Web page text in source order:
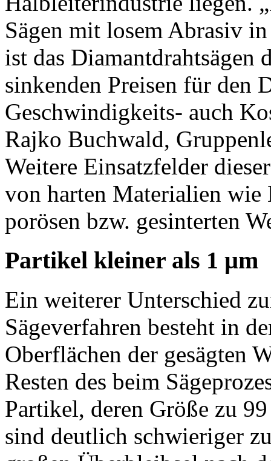
Sägen mit losem Abrasiv
ist das Diamantdrahtsägen
sinkenden Preisen für den
Geschwindigkeits- auch
Rajko Buchwald,
Weitere Einsatzfelder
von harten Materialien
porösen bzw. gesinterten
Partikel kleiner als 1 µm
Ein weiterer Unterschied
Sägeverfahren besteht in
Oberflächen der gesägten
Resten des beim
Partikel, deren Größe zu
sind deutlich schwieriger